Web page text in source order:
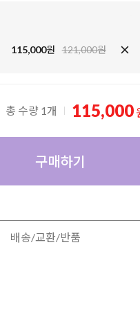
115,000원 121,000원
총 수량 1개 115,000
구매하기
배송/교환/반품